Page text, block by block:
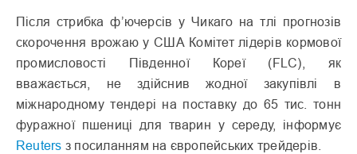
Після стрибка ф’ючерсів у Чикаго на тлі прогнозів
скорочення врожаю у США Комітет лідерів кормової
промисловості Південної Кореї (FLC), як
вважається, не здійснив жодної закупівлі в
міжнародному тендері на поставку до 65 тис. тонн
фуражної пшениці для тварин у середу, інформує
Reuters з посиланням на європейських трейдерів.